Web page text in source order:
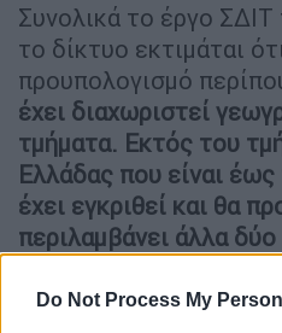
Do Not Process My
Συνολικά το έργο ΣΔΙΤ
το δίκτυο εκτιμάται
προυπολογισμό
έχει διαχωριστεί
τμήματα. Εκτός του
Ελλάδας που είναι
έχει εγκριθεί και θα
περιλαμβάνει άλλα
και το δίκτυο της